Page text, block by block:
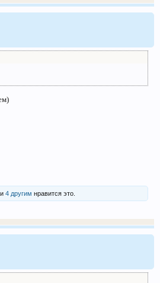
и 4 другим нравится это.